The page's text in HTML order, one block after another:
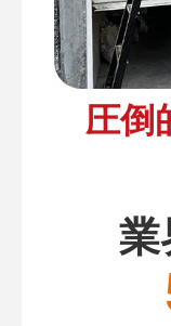
圧倒
業